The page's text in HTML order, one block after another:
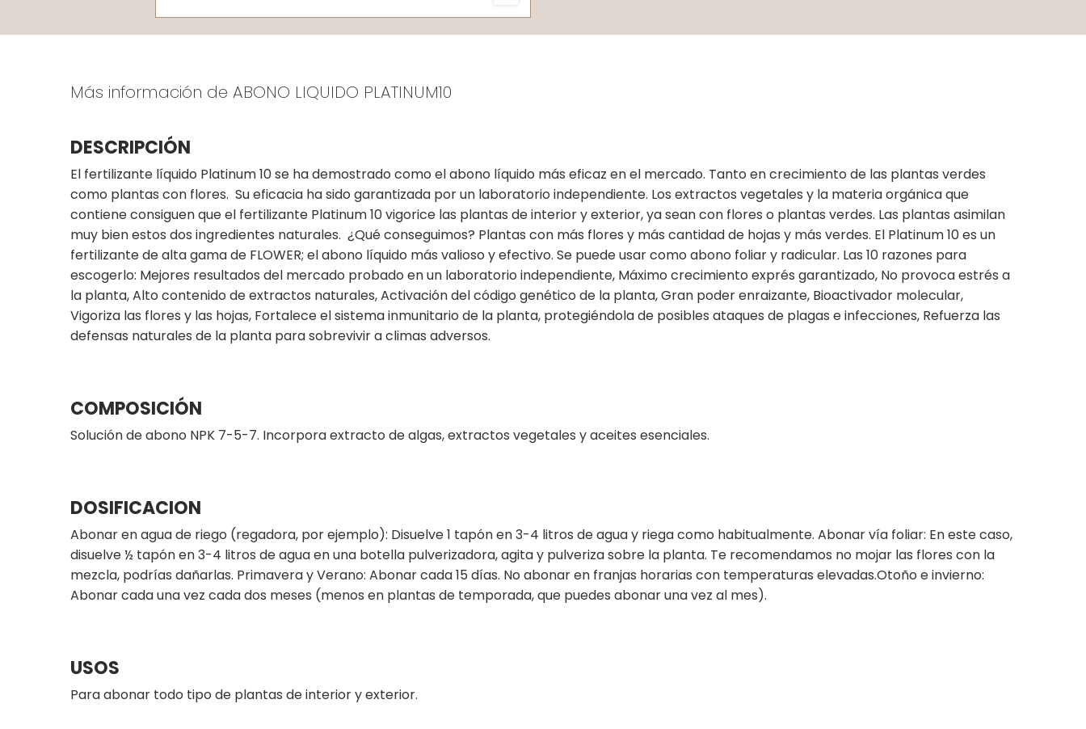
Más información de ABONO LIQUIDO PLATINUM10
DESCRIPCIÓN
El fertilizante líquido Platinum 10 se ha demostrado como el abono líquido más eficaz en el mercado. Tanto en crecimiento de las plantas verdes
como plantas con flores. Su eficacia ha sido garantizada por un laboratorio independiente. Los extractos vegetales y la materia orgánica que
contiene consiguen que el fertilizante Platinum 10 vigorice las plantas de interior y exterior, ya sean con flores o plantas verdes. Las plantas asimilan
muy bien estos dos ingredientes naturales. ¿Qué conseguimos? Plantas con más flores y más cantidad de hojas y más verdes. El Platinum 10 es un
fertilizante de alta gama de FLOWER; el abono líquido más valioso y efectivo. Se puede usar como abono foliar y radicular. Las 10 razones para
escogerlo: Mejores resultados del mercado probado en un laboratorio independiente, Máximo crecimiento exprés garantizado, No provoca estrés a
la planta, Alto contenido de extractos naturales, Activación del código genético de la planta, Gran poder enraizante, Bioactivador molecular,
Vigoriza las flores y las hojas, Fortalece el sistema inmunitario de la planta, protegiéndola de posibles ataques de plagas e infecciones, Refuerza las
defensas naturales de la planta para sobrevivir a climas adversos.
COMPOSICIÓN
Solución de abono NPK 7-5-7. Incorpora extracto de algas, extractos vegetales y aceites esenciales.
DOSIFICACION
Abonar en agua de riego (regadora, por ejemplo): Disuelve 1 tapón en 3-4 litros de agua y riega como habitualmente. Abonar vía foliar: En este caso,
disuelve ½ tapón en 3-4 litros de agua en una botella pulverizadora, agita y pulveriza sobre la planta. Te recomendamos no mojar las flores con la
mezcla, podrías dañarlas. Primavera y Verano: Abonar cada 15 días. No abonar en franjas horarias con temperaturas elevadas.Otoño e invierno:
Abonar cada una vez cada dos meses (menos en plantas de temporada, que puedes abonar una vez al mes).
USOS
Para abonar todo tipo de plantas de interior y exterior.